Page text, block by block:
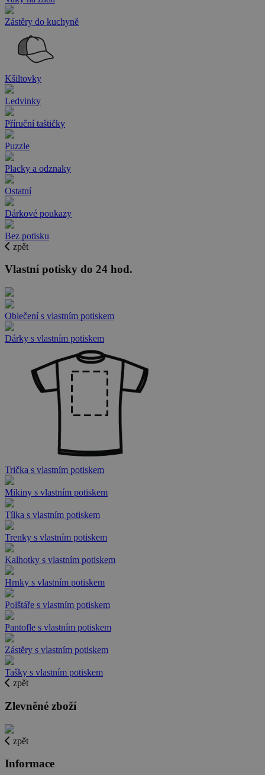
Zástěry do kuchyně
Kšiltovky
Ledvinky
Příruční taštičky
Puzzle
Placky a odznaky
Ostatní
Dárkové poukazy
Bez potisku
zpět
Vlastní potisky do 24 hod.
Oblečení s vlastním potiskem
Dárky s vlastním potiskem
Trička s vlastním potiskem
Mikiny s vlastním potiskem
Tílka s vlastním potiskem
Trenky s vlastním potiskem
Kalhotky s vlastním potiskem
Hrnky s vlastním potiskem
Polštáře s vlastním potiskem
Pantofle s vlastním potiskem
Zástěry s vlastním potiskem
Tašky s vlastním potiskem
zpět
Zlevněné zboží
zpět
Informace